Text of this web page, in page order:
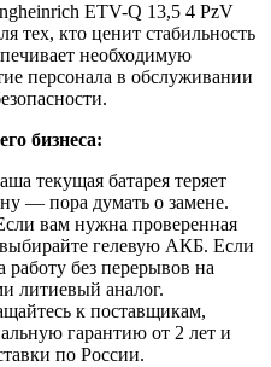
ETV-Q 13,5 4 PzV
тех, кто ценит стабильность
необходимую
персонала в обслуживании
бизнеса:
текущая батарея теряет
— пора думать о замене.
вам нужна проверенная
гелевую АКБ. Если
работу без перерывов на
литиевый аналог.
к поставщикам,
гарантию от 2 лет и
по России.